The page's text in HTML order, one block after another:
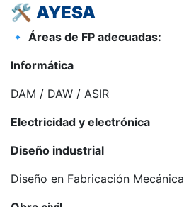
🛠️ AYESA
🔹 Áreas de FP adecuadas:
Informática
DAM / DAW / ASIR
Electricidad y electrónica
Diseño industrial
Diseño en Fabricación Mecánica